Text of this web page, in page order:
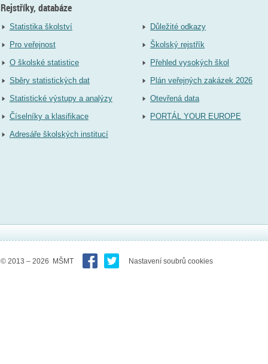
Rejstříky, databáze
Statistika školství
Pro veřejnost
O školské statistice
Sběry statistických dat
Statistické výstupy a analýzy
Číselníky a klasifikace
Adresáře školských institucí
Důležité odkazy
Školský rejstřík
Přehled vysokých škol
Plán veřejných zakázek 2026
Otevřená data
PORTÁL YOUR EUROPE
© 2013 – 2026 MŠMT Nastavení soubrů cookies